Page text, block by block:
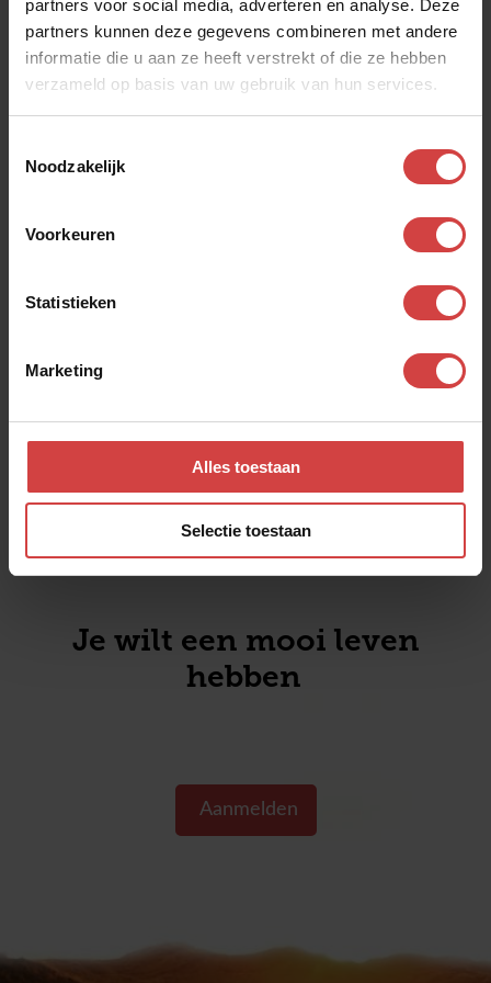
partners voor social media, adverteren en analyse. Deze
partners kunnen deze gegevens combineren met andere
informatie die u aan ze heeft verstrekt of die ze hebben
verzameld op basis van uw gebruik van hun services.
Noodzakelijk
Voorkeuren
Statistieken
Marketing
Alles toestaan
Selectie toestaan
allang doet: chapeau! Veel schrijfplezier.
Als ik denk aan onze communicatie: waar word ik blij van en
wat kan ik beter doen? HVIM?
Bekijk ook andere
Je wilt een mooi leven
hebben sa
Aanmelden